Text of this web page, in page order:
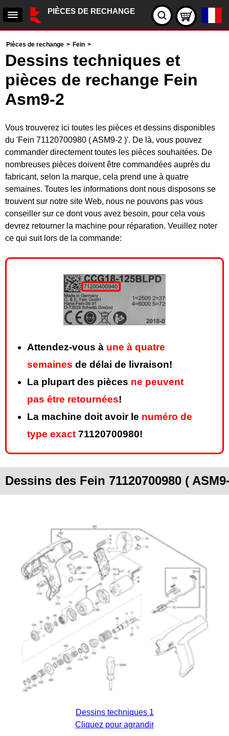
PIÈCES DE RECHANGE
Pièces de rechange > Fein >
Dessins techniques et
pièces de rechange Fein
Asm9-2
Vous trouverez ici toutes les pièces et dessins disponibles
du 'Fein 71120700980 ( ASM9-2 )'. De là, vous pouvez
commander directement toutes les pièces souhaitées. De
nombreuses pièces doivent être commandées auprès du
fabricant, selon la marque, cela prend une à quatre
semaines. Toutes les informations dont nous disposons se
trouvent sur notre site Web, nous ne pouvons pas vous
conseiller sur ce dont vous avez besoin, pour cela vous
devrez retourner la machine pour réparation. Veuillez noter
ce qui suit lors de la commande:
Attendez-vous à une à quatre
semaines de délai de livraison!
La plupart des pièces ne peuvent
pas être retournées!
La machine doit avoir le numéro de
type exact 71120700980!
Dessins des Fein 71120700980 (
Dessins techniques 1
Cliquez pour agrandir